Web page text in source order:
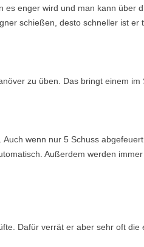
enger wird und man kann über
schießen, desto schneller ist er
zu üben. Das bringt einem im
wenn nur 5 Schuss
Außerdem werden
Dafür verrät er aber sehr oft die